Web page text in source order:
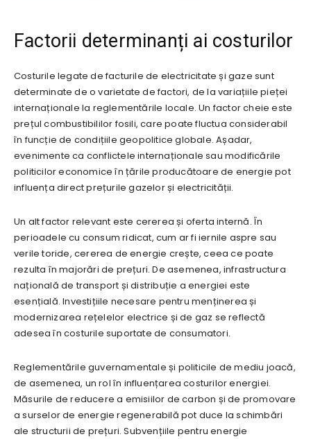
Factorii determinanți ai costurilor
Costurile legate de facturile de electricitate și gaze sunt
determinate de o varietate de factori, de la variațiile pieței
internaționale la reglementările locale. Un factor cheie este
prețul combustibililor fosili, care poate fluctua considerabil
în funcție de condițiile geopolitice globale. Așadar,
evenimente ca conflictele internaționale sau modificările
politicilor economice în țările producătoare de energie pot
influența direct prețurile gazelor și electricității.
Un alt factor relevant este cererea și oferta internă. În
perioadele cu consum ridicat, cum ar fi iernile aspre sau
verile toride, cererea de energie crește, ceea ce poate
rezulta în majorări de prețuri. De asemenea, infrastructura
națională de transport și distribuție a energiei este
esențială. Investițiile necesare pentru menținerea și
modernizarea rețelelor electrice și de gaz se reflectă
adesea în costurile suportate de consumatori.
Reglementările guvernamentale și politicile de mediu joacă,
de asemenea, un rol în influențarea costurilor energiei.
Măsurile de reducere a emisiilor de carbon și de promovare
a surselor de energie regenerabilă pot duce la schimbări
ale structurii de prețuri. Subvențiile pentru energie